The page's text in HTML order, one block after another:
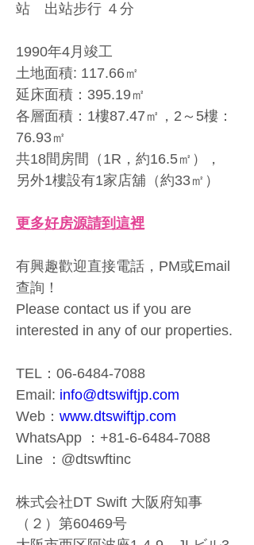
站　出站步行 ４分
1990年4月竣工
土地面積: 117.66㎡
延床面積：395.19㎡
各層面積：1樓87.47㎡，2～5樓：
76.93㎡
共18間房間（1R，約16.5㎡），
另外1樓設有1家店舖（約33㎡）
更多好房源請到這裡
有興趣歡迎直接電話，PM或Email
查詢！
Please contact us if you are
interested in any of our properties.
TEL：06-6484-7088
Email: info@dtswiftjp.com
Web： www.dtswiftjp.com
WhatsApp ：+81-6-6484-7088
Line ：@dtswftinc
株式会社DT Swift 大阪府知事
（２）第60469号